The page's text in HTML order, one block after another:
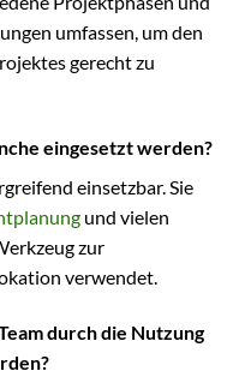
umfassen, um den
gerecht zu
eingesetzt werden?
einsetzbar. Sie
und vielen
zur
verwendet.
durch die Nutzung